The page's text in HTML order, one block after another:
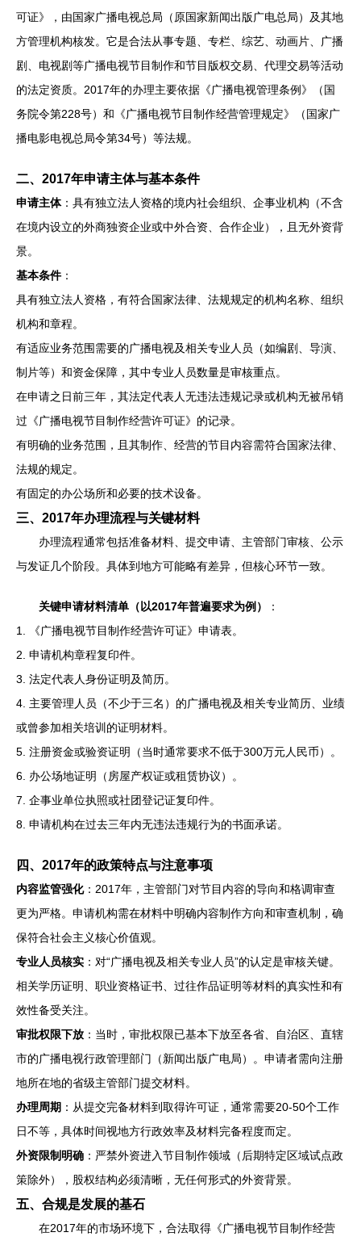
可证》，由国家广播电视总局（原国家新闻出版广电总局）及其地
方管理机构核发。它是合法从事专题、专栏、综艺、动画片、广播
剧、电视剧等广播电视节目制作和节目版权交易、代理交易等活动
的法定资质。2017年的办理主要依据《广播电视管理条例》（国
务院令第228号）和《广播电视节目制作经营管理规定》（国家广
播电影电视总局令第34号）等法规。
二、2017年申请主体与基本条件
申请主体：具有独立法人资格的境内社会组织、企事业机构（不含
在境内设立的外商独资企业或中外合资、合作企业），且无外资背
景。
基本条件：
具有独立法人资格，有符合国家法律、法规规定的机构名称、组织
机构和章程。
有适应业务范围需要的广播电视及相关专业人员（如编剧、导演、
制片等）和资金保障，其中专业人员数量是审核重点。
在申请之日前三年，其法定代表人无违法违规记录或机构无被吊销
过《广播电视节目制作经营许可证》的记录。
有明确的业务范围，且其制作、经营的节目内容需符合国家法律、
法规的规定。
有固定的办公场所和必要的技术设备。
三、2017年办理流程与关键材料
办理流程通常包括准备材料、提交申请、主管部门审核、公示
与发证几个阶段。具体到地方可能略有差异，但核心环节一致。
关键申请材料清单（以2017年普遍要求为例）
：
1. 《广播电视节目制作经营许可证》申请表。
2. 申请机构章程复印件。
3. 法定代表人身份证明及简历。
4. 主要管理人员（不少于三名）的广播电视及相关专业简历、业绩
或曾参加相关培训的证明材料。
5. 注册资金或验资证明（当时通常要求不低于300万元人民币）。
6. 办公场地证明（房屋产权证或租赁协议）。
7. 企事业单位执照或社团登记证复印件。
8. 申请机构在过去三年内无违法违规行为的书面承诺。
四、2017年的政策特点与注意事项
内容监管强化：2017年，主管部门对节目内容的导向和格调审查
更为严格。申请机构需在材料中明确内容制作方向和审查机制，确
保符合社会主义核心价值观。
专业人员核实 ：对“广播电视及相关专业人员”的认定是审核关键。
相关学历证明、职业资格证书、过往作品证明等材料的真实性和有
效性备受关注。
审批权限下放 ：当时，审批权限已基本下放至各省、自治区、直辖
市的广播电视行政管理部门（新闻出版广电局）。申请者需向注册
地所在地的省级主管部门提交材料。
办理周期 ：从提交完备材料到取得许可证，通常需要20-50个工作
日不等，具体时间视地方行政效率及材料完备程度而定。
外资限制明确 ：严禁外资进入节目制作领域（后期特定区域试点政
策除外），股权结构必须清晰，无任何形式的外资背景。
五、合规是发展的基石
在2017年的市场环境下，合法取得《广播电视节目制作经营